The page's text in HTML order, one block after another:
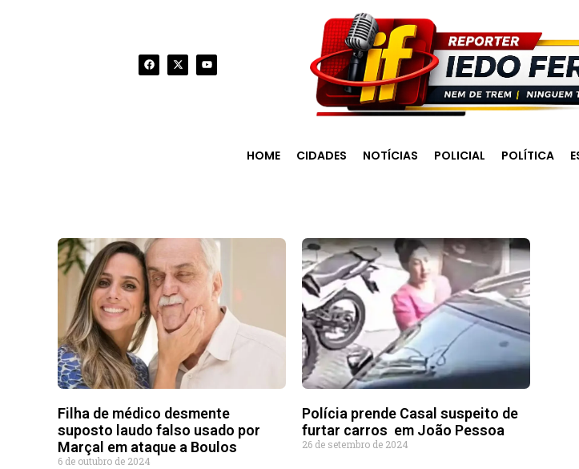
HOME CIDADES NOTÍCIAS POLICIAL POLÍTICA
Filha de médico desmente
suposto laudo falso usado por
Marçal em ataque a Boulos
6 de outubro de 2024
Polícia prende Casal suspeito de
furtar carros em João Pessoa
26 de setembro de 2024